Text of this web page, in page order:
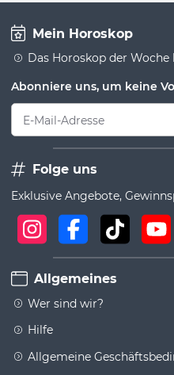
Mein Horoskop
Das Horoskop der Woche
Abonniere uns, um keine
E-Mail-Adresse
Folge uns
Exklusive Angebote,
Allgemeines
Wer sind wir?
Hilfe
Allgemeine